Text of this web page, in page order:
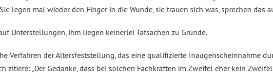
legen mal wieder den Finger in die Wunde, sie trauen sich was, sprechen das
Unterstellungen, ihm liegen keinerlei Tatsachen zu Grunde.
Verfahren der Altersfeststellung, das eine qualifizierte Inaugenscheinnahme
zitiere: „Der Gedanke, dass bei solchen Fachkräften im Zweifel eher kein